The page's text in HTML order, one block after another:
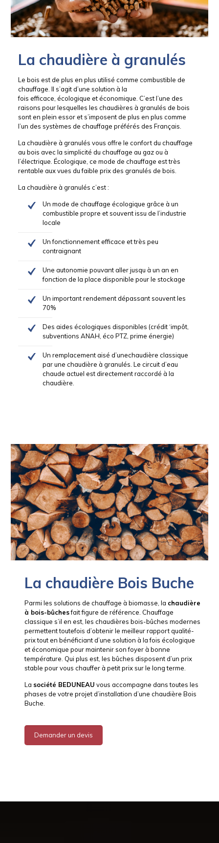
La chaudière à granulés
Le bois est de plus en plus utilisé comme combustible de
chauffage. Il s’agit d’une solution à la
fois efficace, écologique et économique. C’est l’une des
raisons pour lesquelles les chaudières à granulés de bois
sont en plein essor et s’imposent de plus en plus comme
l’un des systèmes de chauffage préférés des Français.
La chaudière à granulés vous offre le confort du chauffage
au bois avec la simplicité du chauffage au gaz ou à
l’électrique. Écologique, ce mode de chauffage est très
rentable aux vues du faible prix des granulés de bois.
La chaudière à granulés c’est :
Un mode de chauffage écologique grâce à un
combustible propre et souvent issu de l’industrie
locale
Un fonctionnement efficace et très peu
contraignant
Une autonomie pouvant aller jusqu à un an en
fonction de la place disponible pour le stockage
Un important rendement dépassant souvent les
70%
Des aides écologiques disponibles (crédit ‘impôt,
subventions ANAH, éco PTZ, prime énergie)
Un remplacement aisé d’unechaudière classique
par une chaudière à granulés. Le circuit d’eau
chaude actuel est directement raccordé à la
chaudière.
La chaudière Bois Buche
Parmi les solutions de chauffage à biomasse, la chaudière
à bois-bûchesfait figure de référence. Chauffage
classique s’il en est, les chaudières bois-bûches modernes
permettent toutefois d’obtenir le meilleur rapport qualité-
prix tout en bénéficiant d’une solution à la fois écologique
et économique pour maintenir son foyer à bonne
température. Qui plus est, les bûches disposent d’un prix
stable pour vous chauffer à petit prix sur le long terme.
La société BEDUNEAU vous accompagne dans toutes les
phases de votre projet d’installation d’une chaudière Bois
Buche.
Demander un devis